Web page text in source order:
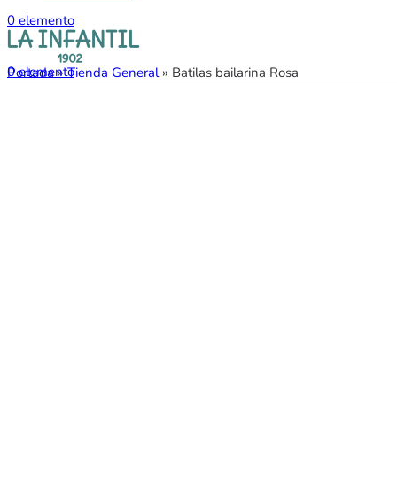
0 elemento
0elemento
Portada»Tienda General» Batilas bailarina Rosa